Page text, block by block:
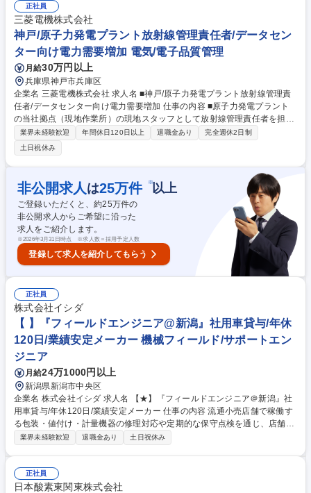
インフラ中期企画（新築・増築・レイアウト等の電気インフラ計画立案、
電気主任技術者としての運用管理） ●電気インフラ更新管理（本社の特高
受電設備、変電所、EV等の更新管理と、グループ会社の施設管理統制） ●
電気外注工事監理 （依頼部門調整、提案仕様設計、図面作成、業者選定、
発注業務、工事監理） 募集職種 [神戸]電気インフラ管理◆残業20H/出張
少/在宅勤務有/デンソーG
正社員
三菱電機株式会社
神戸/原子力発電プラント放射線管理責任者/データセン
ター向け電力需要増加 電気/電子品質管理
月給30万円以上
兵庫県神戸市兵庫区
企業名 三菱電機株式会社 求人名 ■神戸/原子力発電プラント放射線管理責
任者/データセンター向け電力需要増加 仕事の内容 ■原子力発電プラント
の当社拠点（現地作業所）の現地スタッフとして放射線管理責任者を担当
いただきます。入社直後は、現地作業所にて、原子力発電所でのスタッフ
業務を習得頂き、その後、責任者として担当頂く予 定です。具体的には、
現地工事・点検に関する放射線障害の防止及び放射線管理職務の遂行を頂
きます。また、各職務の顧客窓口対応、トラブルの初期対応等も担当いた
だきます。※これまでの経験に応じて、工事管理や品質管理をメインに担
当頂く可能性もございます。 募集職種 ■神戸/原子力発電プラント放射線
管理責任者/データセンター向け電力需要増加
業界未経験歓迎 年間休日120日以上 退職金あり
完全週休2日制
土日祝休み
非公開求人 は25万件 ※以上
ご登録いただくと、約25万件の
非公開求人からご希望に沿った
求人をご紹介します。
※2026年3月31日時点 ※求人数＝採用予定人数
登録して求人を紹介してもらう
正社員
株式会社イシダ
【 】『フィールドエンジニア@新潟』社用車貸与/年休
120日/業績安定メーカー 機械フィールド/サポートエン
ジニア
月給24万1000円以上
新潟県新潟市中央区
企業名 株式会社イシダ 求人名 【★】『フィールドエンジニア＠新潟』社
用車貸与/年休120日/業績安定メーカー 仕事の内容 流通小売店舗で稼働す
る包装・値付け・計量機器の修理対応や定期的な保守点検を通じ、店舗運
営と商品の安定供給という重要な社会インフラを裏側から支える現場密着
い、部品交換等を通じて迅速な復旧を図ります。 ・新規機器の納品設置：
店舗の改装や新店オープンに伴い、機器の設置や初期設定を行い、現場ス
業界未経験歓迎 退職金あり 土日祝休み
正社員
日本酸素東関東株式会社